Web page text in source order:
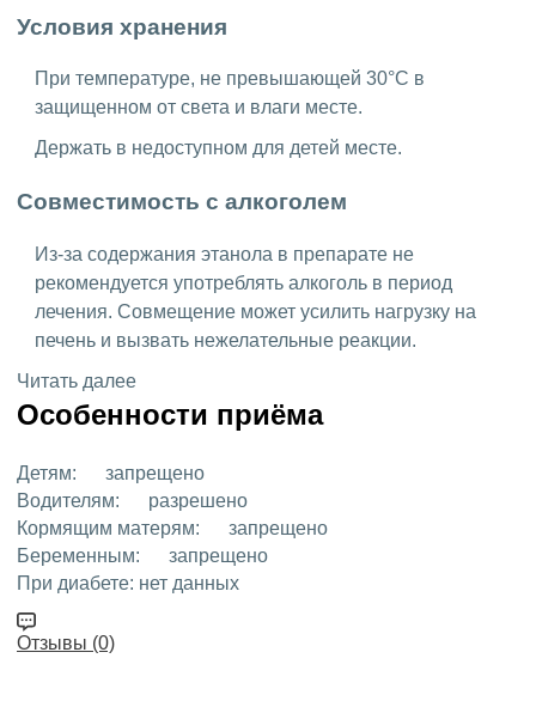
Условия хранения
При температуре, не превышающей 30°C в
защищенном от света и влаги месте.
Держать в недоступном для детей месте.
Совместимость с алкоголем
Из-за содержания этанола в препарате не
рекомендуется употреблять алкоголь в период
лечения. Совмещение может усилить нагрузку на
печень и вызвать нежелательные реакции.
Читать далее
Особенности приёма
Детям:
запрещено
Водителям:
разрешено
Кормящим матерям:
запрещено
Беременным:
запрещено
При диабете: нет данных
Отзывы (0)